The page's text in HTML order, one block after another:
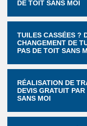
DE TOIT SANS MOI
TUILES CASSÉES ?
CHANGEMENT DE
PAS DE TOIT SANS
RÉALISATION DE
DEVIS GRATUIT
SANS MOI